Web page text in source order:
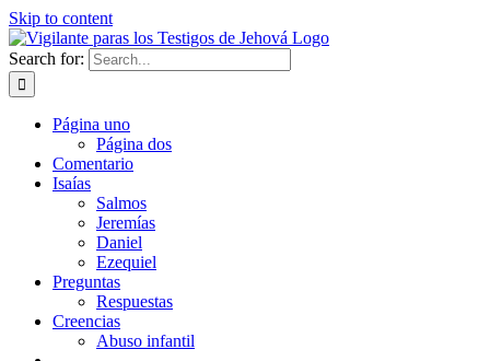
Skip to content
Search for:
Página uno
Página dos
Comentario
Isaías
Salmos
Jeremías
Daniel
Ezequiel
Preguntas
Respuestas
Creencias
Abuso infantil